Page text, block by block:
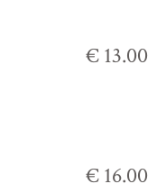
€ 13.00
€ 16.00